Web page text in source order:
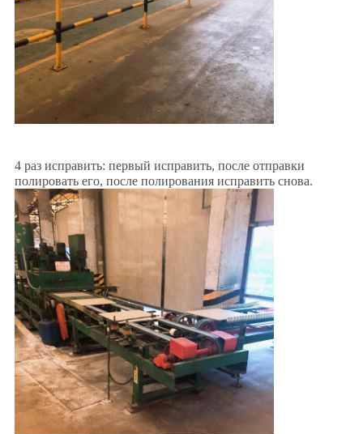
ЗАПРОСИТЕ
ЦИТАТУ
КАРТА
САЙТА
ПОЛИТИКА
КОНФИДЕНЦИАЛЬНОСТИ
4 раз исправить: первый исправить, после отправки
полировать его, после полирования исправить снова.